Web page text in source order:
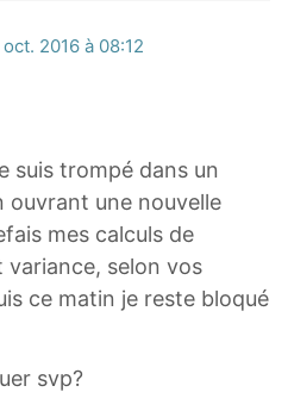
oct. 2016 à 08:12
suis trompé dans un
une nouvelle
mes calculs de
selon vos
ce matin je reste bloqué
svp?